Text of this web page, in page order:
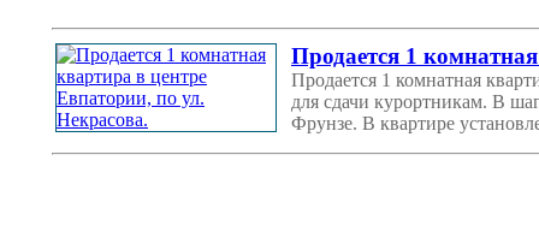
Продается 1
Продается 1 комнатная
для сдачи курортникам. В
Фрунзе. В квартире